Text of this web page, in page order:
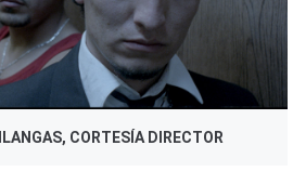
CORTESÍA DIRECTOR